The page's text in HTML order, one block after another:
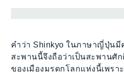
คำว่า Shinkyo ในภาษาญี่ปุ่นมี
สะพานนี้จึงถือว่าเป็นสะพานศั
ของเมืองมรดกโลกแห่งนี้เพร